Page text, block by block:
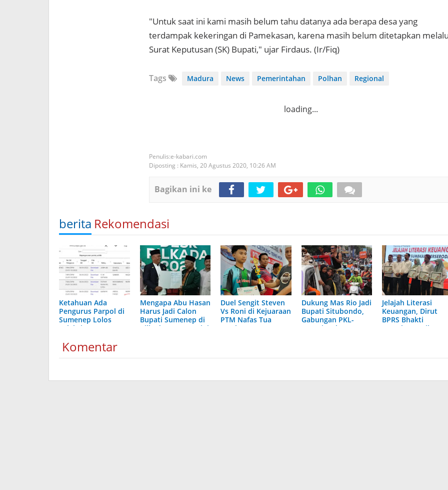
"Untuk saat ini kami masih belum tahu datanya ada berapa desa yang
terdampak kekeringan di Pamekasan, karena masih belum ditetapkan
Surat Keputusan (SK) Bupati," ujar Firdaus. (Ir/Fiq)
Tags Madura News Pemerintahan Polhan Regional
loading...
e-kabari.com
Diposting : Kamis, 20 Agustus 2020, 10:26 AM
Bagikan ini ke
berita Rekomendasi
Ketahuan Ada
Pengurus Parpol di
Sumenep Lolos
Seleksi PPS, KPU
Mengapa Abu Hasan
Harus Jadi Calon
Bupati Sumenep di
Pilkada 2024? Begini
Duel Sengit Steven
Vs Roni di Kejuaraan
PTM Nafas Tua
Lembengan
Dukung Mas Rio Jadi
Bupati Situbondo,
Gabungan PKL-
Petani-Nelayan
Jelajah Literasi
Keuangan, Dirut
BPRS Bhakti
Sumekar Berikan
Komentar